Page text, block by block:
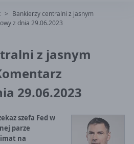
>
Bankierzy centralni z jasnym
z dnia 29.06.2023
z jasnym
29.06.2023
szefa Fed w
parze
na